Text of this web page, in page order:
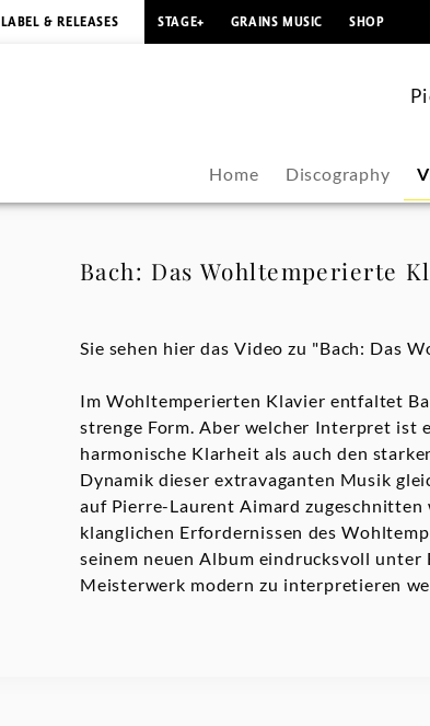
LABEL & RELEASES STAGE+ GRAINS MUSIC SHOP
Home Discography
Bach: Das Wohltemperierte
Sie sehen hier das Video zu "Bach: Das
Im Wohltemperierten Klavier entfaltet
strenge Form. Aber welcher Interpret ist
harmonische Klarheit als auch den
Dynamik dieser extravaganten Musik
auf Pierre-Laurent Aimard zugeschnitten
klanglichen Erfordernissen des
seinem neuen Album eindrucksvoll unter
Meisterwerk modern zu interpretieren